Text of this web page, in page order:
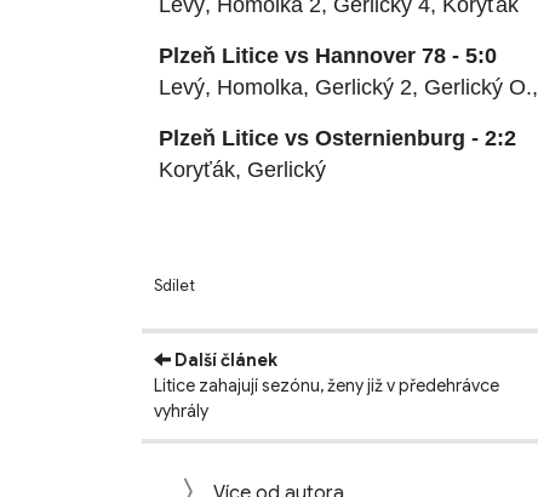
Levý, Homolka 2, Gerlický 4, Koryťák
Plzeň Litice vs Hannover 78 - 5:0
Levý, Homolka, Gerlický 2, Gerlický O.,
Plzeň Litice vs Osternienburg - 2:2
Koryťák, Gerlický
Sdílet
Další článek
Litice zahajují sezónu, ženy již v předehrávce
vyhrály